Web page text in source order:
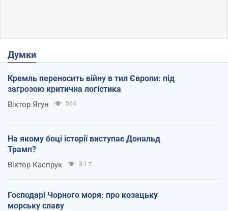
Думки
Кремль переносить війну в тил Європи: під
загрозою критична логістика
Віктор Ягун 564
На якому боці історії виступає Дональд
Трамп?
Віктор Каспрук 3,1 т.
Господарі Чорного моря: про козацьку
морську славу